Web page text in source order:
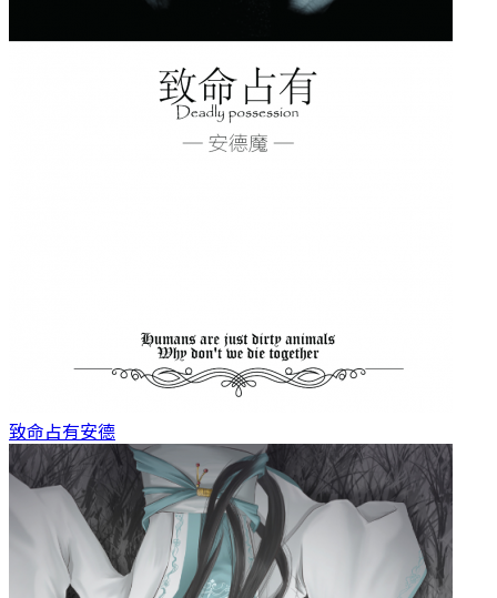
致命占有安德